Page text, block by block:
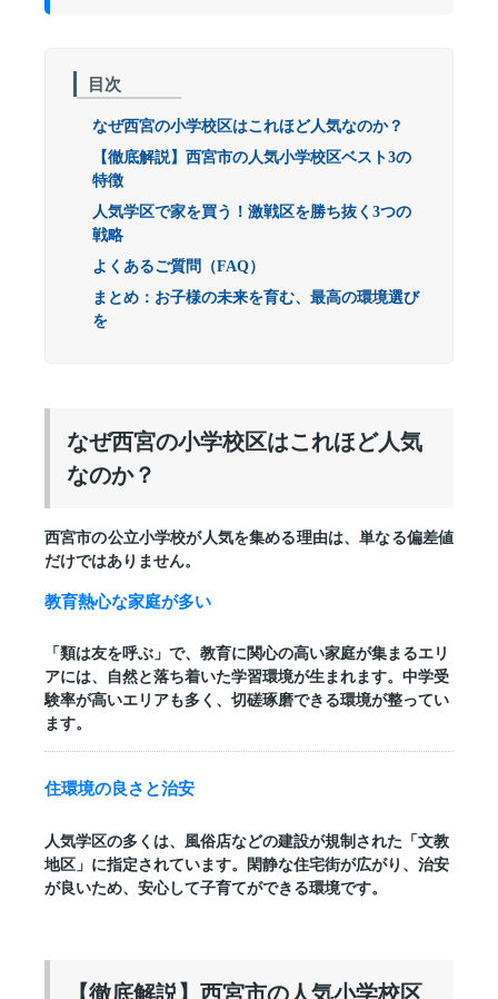
目次
なぜ西宮の小学校区はこれほど人気なのか？
【徹底解説】西宮市の人気小学校区ベスト3の
特徴
人気学区で家を買う！激戦区を勝ち抜く3つの
戦略
よくあるご質問（FAQ）
まとめ：お子様の未来を育む、最高の環境選び
を
なぜ西宮の小学校区はこれほど人気
なのか？
西宮市の公立小学校が人気を集める理由は、単なる偏差値
だけではありません。
教育熱心な家庭が多い
「類は友を呼ぶ」で、教育に関心の高い家庭が集まるエリ
アには、自然と落ち着いた学習環境が生まれます。中学受
験率が高いエリアも多く、切磋琢磨できる環境が整ってい
ます。
住環境の良さと治安
人気学区の多くは、風俗店などの建設が規制された「文教
地区」に指定されています。閑静な住宅街が広がり、治安
が良いため、安心して子育てができる環境です。
【徹底解説】西宮市の人気小学校区